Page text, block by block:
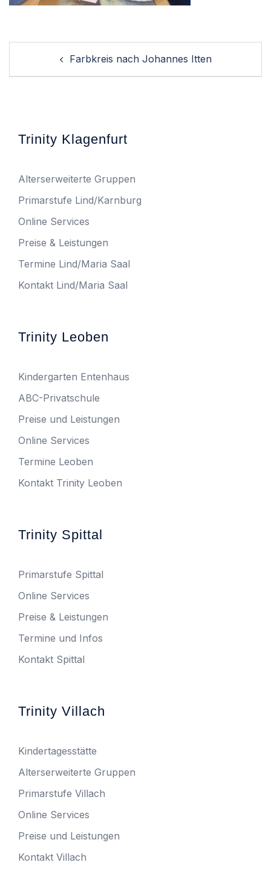
navigationFarbkreis nach Johannes Itten
Trinity Klagenfurt
Alterserweiterte Gruppen
Primarstufe Lind/Karnburg
Online Services
Preise & Leistungen
Termine Lind/Maria Saal
Kontakt Lind/Maria Saal
Trinity Leoben
Kindergarten Entenhaus
ABC-Privatschule
Preise und Leistungen
Online Services
Termine Leoben
Kontakt Trinity Leoben
Trinity Spittal
Primarstufe Spittal
Online Services
Preise & Leistungen
Termine und Infos
Kontakt Spittal
Trinity Villach
Kindertagesstätte
Alterserweiterte Gruppen
Primarstufe Villach
Online Services
Preise und Leistungen
Kontakt Villach